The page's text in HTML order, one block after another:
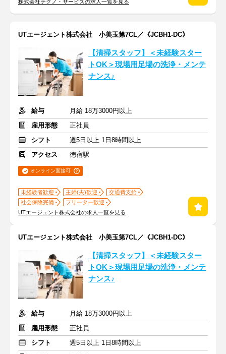
株式会社テクノ・サービスの求人一覧を見る
UTエージェント株式会社 小美玉第7CL／《JCBH1-DC》
【清掃スタッフ】＜未経験スター
トOK＞現場用足場の洗浄・メンテ
ナンス♪
給与
月給 18万3000円以上
雇用形態
正社員
シフト
週5日以上 1日8時間以上
アクセス
徳宿駅
オンライン面接可
未経験者歓迎 主婦(夫)歓迎
交通費支給
社会保険完備
フリーター歓迎
UTエージェント株式会社の求人一覧を見る
UTエージェント株式会社 小美玉第7CL／《JCBH1-DC》
【清掃スタッフ】＜未経験スター
トOK＞現場用足場の洗浄・メンテ
ナンス♪
給与
月給 18万3000円以上
雇用形態
正社員
シフト
週5日以上 1日8時間以上